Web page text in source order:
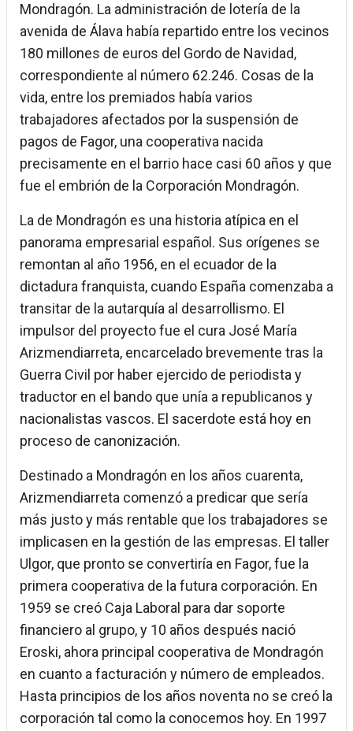
Mondragón. La administración de lotería de la
avenida de Álava había repartido entre los vecinos
180 millones de euros del Gordo de Navidad,
correspondiente al número 62.246. Cosas de la
vida, entre los premiados había varios
trabajadores afectados por la suspensión de
pagos de Fagor, una cooperativa nacida
precisamente en el barrio hace casi 60 años y que
fue el embrión de la Corporación Mondragón.
La de Mondragón es una historia atípica en el
panorama empresarial español. Sus orígenes se
remontan al año 1956, en el ecuador de la
dictadura franquista, cuando España comenzaba a
transitar de la autarquía al desarrollismo. El
impulsor del proyecto fue el cura José María
Arizmendiarreta, encarcelado brevemente tras la
Guerra Civil por haber ejercido de periodista y
traductor en el bando que unía a republicanos y
nacionalistas vascos. El sacerdote está hoy en
proceso de canonización.
Destinado a Mondragón en los años cuarenta,
Arizmendiarreta comenzó a predicar que sería
más justo y más rentable que los trabajadores se
implicasen en la gestión de las empresas. El taller
Ulgor, que pronto se convertiría en Fagor, fue la
primera cooperativa de la futura corporación. En
1959 se creó Caja Laboral para dar soporte
financiero al grupo, y 10 años después nació
Eroski, ahora principal cooperativa de Mondragón
en cuanto a facturación y número de empleados.
Hasta principios de los años noventa no se creó la
corporación tal como la conocemos hoy. En 1997